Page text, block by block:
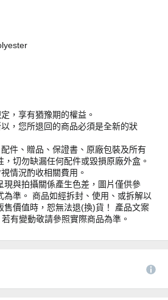
，享有猶豫期的權益。
，您所退回的商品必須是全新的狀
件、贈品、保證書、原廠包裝及所有
，切勿缺漏任何配件或毀損原廠外盒。
情況酌收相關費用。
現與拍攝關係產生色差，圖片僅供參
為準。 商品如經拆封、使用、或拆解以
售價值時，恕無法退(換)貨！ 產品文案
有變動敬請參照實際商品為準。